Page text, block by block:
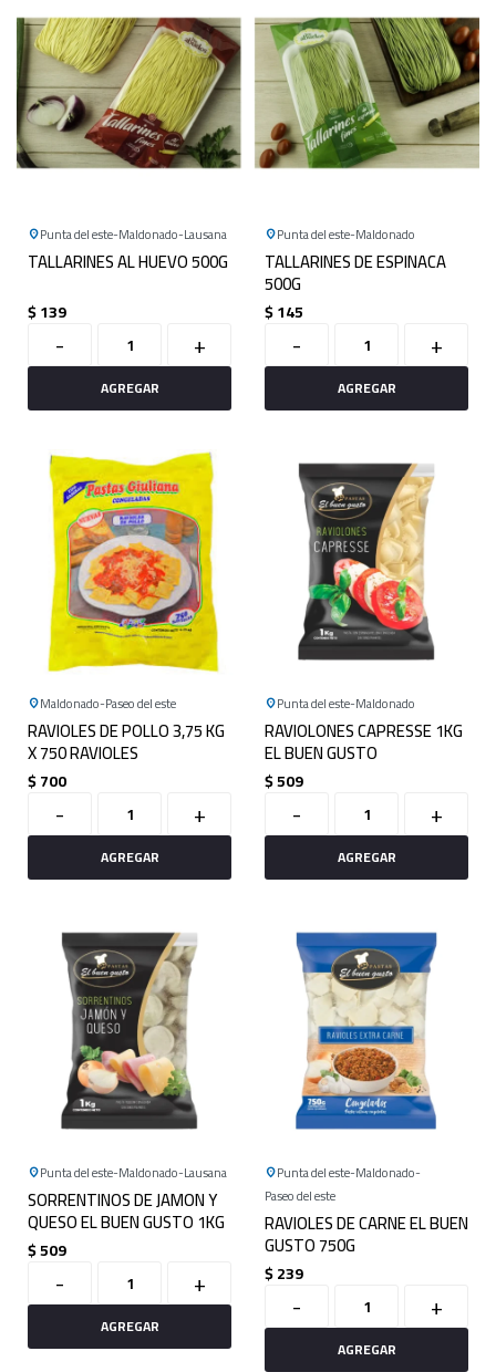
Punta del este Maldonado Lausana
TALLARINES AL HUEVO 500G
$139
- +
Punta del este Maldonado
TALLARINES DE ESPINACA
500G
$145
- +
Maldonado Paseo del este
RAVIOLES DE POLLO 3,75 KG
X 750 RAVIOLES
$700
- +
Punta del este Maldonado
RAVIOLONES CAPRESSE 1KG
EL BUEN GUSTO
$509
- +
Punta del este Maldonado Lausana
SORRENTINOS DE JAMON Y
QUESO EL BUEN GUSTO 1KG
$509
- +
Punta del este Maldonado
Paseo del este
RAVIOLES DE CARNE EL BUEN
GUSTO 750G
$239
- +